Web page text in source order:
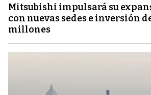
Mitsubishi impulsará su
con nuevas sedes e inversión
millones